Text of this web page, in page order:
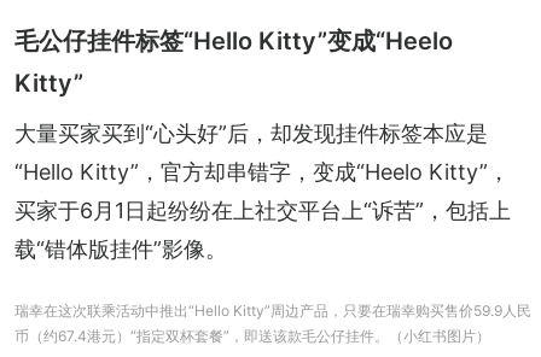
毛公仔挂件标签“Hello Kitty”变成“Heelo
Kitty”
大量买家买到“心头好”后，却发现挂件标签本应是
“Hello Kitty”，官方却串错字，变成“Heelo Kitty”，
买家于6月1日起纷纷在上社交平台上“诉苦”，包括上
载“错体版挂件”影像。
瑞幸在这次联乘活动中推出“Hello Kitty”周边产品，只要在瑞幸购买售价59.9人民
币（约67.4港元）“指定双杯套餐”，即送该款毛公仔挂件。（小红书图片）